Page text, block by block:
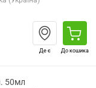
Де є До кошика
50мл